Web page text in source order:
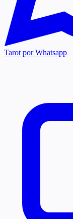
Tarot por Whatsapp